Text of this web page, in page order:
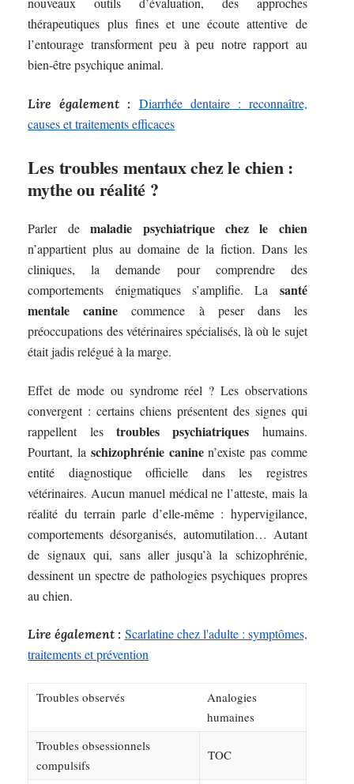
thérapeutiques plus fines et une écoute attentive de
l’entourage transforment peu à peu notre rapport au
bien-être psychique animal.
Lire également : Diarrhée dentaire : reconnaître,
causes et traitements efficaces
Les troubles mentaux chez le chien :
mythe ou réalité ?
Parler demaladie psychiatrique chez le chien
n’appartient plus au domaine de la fiction. Dans les
cliniques, la demande pour comprendre des
comportements énigmatiques s’amplifie. La santé
mentale canine commence à peser dans les
préoccupations des vétérinaires spécialisés, là où le sujet
était jadis relégué à la marge.
Effet de mode ou syndrome réel ? Les observations
convergent : certains chiens présentent des signes qui
rappellent les troubles psychiatriques humains.
Pourtant, la schizophrénie caninen’existe pas comme
entité diagnostique officielle dans les registres
vétérinaires. Aucun manuel médical ne l’atteste, mais la
réalité du terrain parle d’elle-même : hypervigilance,
comportements désorganisés, automutilation… Autant
de signaux qui, sans aller jusqu’à la schizophrénie,
dessinent un spectre de pathologies psychiques propres
au chien.
Lire également : Scarlatine chez l'adulte : symptômes,
traitements et prévention
Troubles observés
Analogies
humaines
Troubles obsessionnels
compulsifs
TOC